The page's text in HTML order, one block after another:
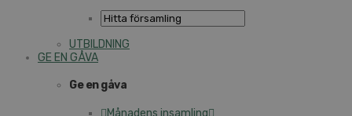
UTBILDNING
GE EN GÅVA
Ge en gåva
Månadens insamling